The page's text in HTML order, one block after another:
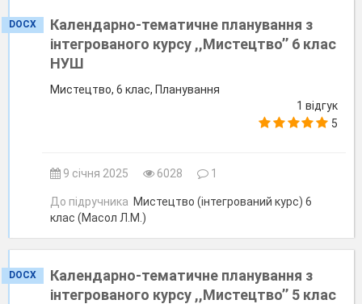
DOCX
Календарно-тематичне планування з
інтегрованого курсу ,,Мистецтво’’ 6 клас
НУШ
Мистецтво, 6 клас, Планування
1 відгук
5
9 січня 2025 6028 1
До підручника Мистецтво (інтегрований курс) 6
клас (Масол Л.М.)
DOCX
Календарно-тематичне планування з
інтегрованого курсу ,,Мистецтво’’ 5 клас